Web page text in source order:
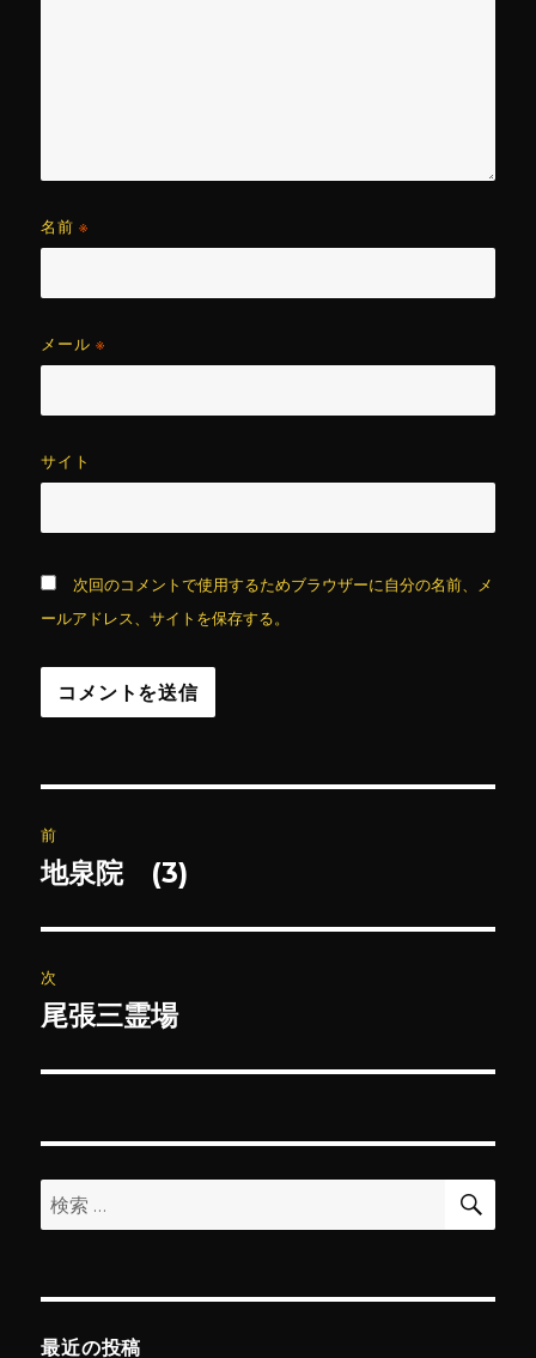
名前※
メール※
サイト
次回のコメントで使用するためブラウザーに自分の名前、メ
ールアドレス、サイトを保存する。
稿
ビ
ゲ
ー
ン
前
前
投
稿:
地泉院 (3)
次
次
投
尾張三霊場
検
索:
検
最近の投稿